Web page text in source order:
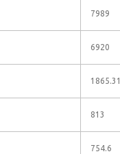
7989
6920
1865.31
813
754.6